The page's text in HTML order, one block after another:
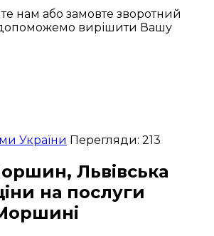
нам або замовте зворотний
вирішити Вашу
України Перегляди: 213
Львівська
на послуги